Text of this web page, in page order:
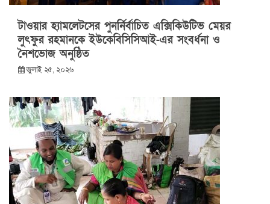
টাওয়ার হ্যামলেটসের পুনর্নির্বাচিত এক্সিকিউটিভ মেয়র
লুৎফুর রহমানকে ইউকেবিসিসিআই-এর সংবর্ধনা ও
নৈশভোজ অনুষ্ঠিত
জুলাই ২৫, ২০২৬